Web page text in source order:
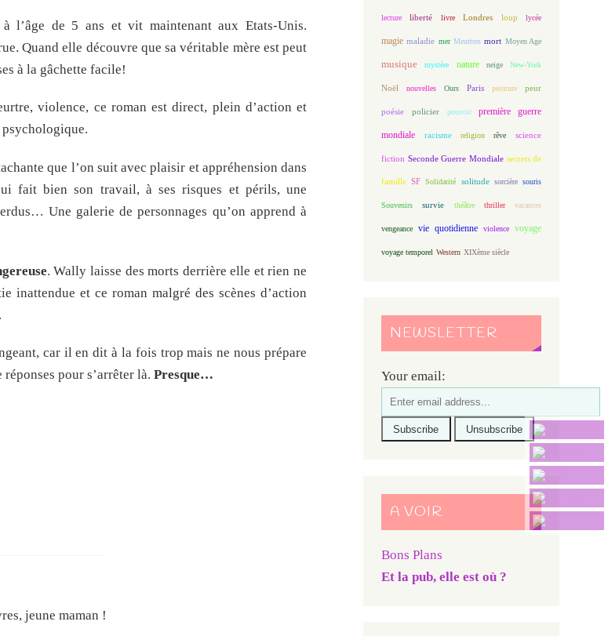
de 5 ans et vit maintenant aux Etats-Unis.
Quand elle découvre que sa véritable mère est peut
à la gâchette facile!
violence, ce roman est direct, plein d’action et
psychologique.
que l’on suit avec plaisir et appréhension dans
fait bien son travail, à ses risques et périls, une
Une galerie de personnages qu’on apprend à
. Wally laisse des morts derrière elle et rien ne
inattendue et ce roman malgré des scènes d’action
car il en dit à la fois trop mais ne nous prépare
pour s’arrêter là. Presque…
jeune maman !
lecture liberté livre Londres loup lycée
magie maladie mer Meurtres mort Moyen Age
musique mystère nature neige New-York
Noël nouvelles Ours Paris peinture peur
poésie policier pouvoir première guerre
mondiale racisme religion rêve science
fiction Seconde Guerre Mondiale secrets de
famille SF Solidarité solitude sorcière souris
Souvenirs survie théâtre thriller vacances
vengeance vie quotidienne violence voyage
voyage temporel Western XIXème siècle
NEWSLETTER
Your email:
A VOIR
Bons Plans
Et la pub, elle est où ?